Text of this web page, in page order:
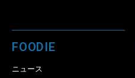
FOODIE
ニュース